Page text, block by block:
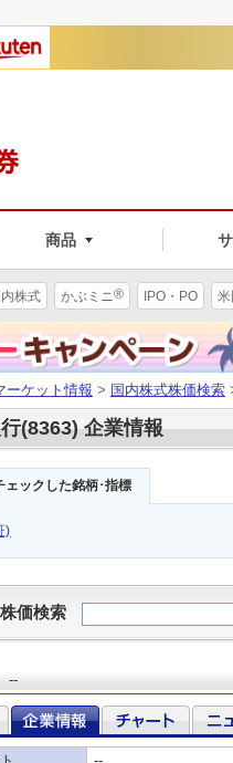
商品
株式 かぶミニ® IPO・PO
ーケット情報 > 国内株式株価検索
(8363) 企業情報
ェックした銘柄･指標
)